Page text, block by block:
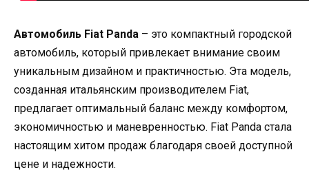
Автомобиль Fiat Panda – это компактный городской
автомобиль, который привлекает внимание своим
уникальным дизайном и практичностью. Эта модель,
созданная итальянским производителем Fiat,
предлагает оптимальный баланс между комфортом,
экономичностью и маневренностью. Fiat Panda стала
настоящим хитом продаж благодаря своей доступной
цене и надежности.